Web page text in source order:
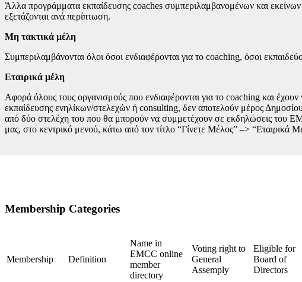
Άλλα προγράμματα εκπαίδευσης coaches συμπεριλαμβανομένων και
εξετάζονται ανά περίπτωση.
Μη τακτικά μέλη
Συμπεριλαμβάνονται όλοι όσοι ενδιαφέρονται για το coaching, όσοι
Εταιρικά μέλη
Αφορά όλους τους οργανισμούς που ενδιαφέρονται για το coaching και
εκπαίδευσης ενηλίκων/στελεχών ή consulting, δεν αποτελούν μέρος
από δύο στελέχη του που θα μπορούν να συμμετέχουν σε εκδηλώσεις του
μας, στο κεντρικό μενού, κάτω από τον τίτλο “Γίνετε Μέλος” –> “Εταιρικά
Membership Categories
Membership Definition
Name in
EMCC online
member
directory
Voting right to
General
Assemply
Eligible for
Board of
Directors